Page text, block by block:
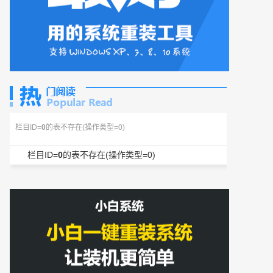
栏目ID=0 的表不存在(操作类型=0)
栏目ID=0的表不存在(操作类型=0)